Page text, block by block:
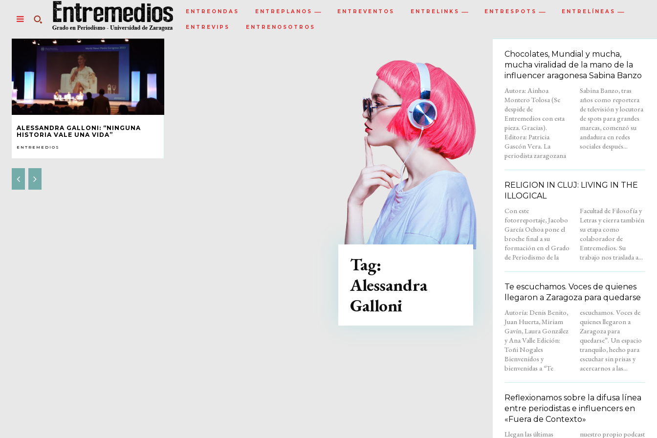
ENTREONDAS ENTREPLANOS ENTREVENTOS ENTRELINKS ENTRESPOTS ENTRELÍNEAS
ENTREVIPS ENTRENOSOTROS
ALESSANDRA GALLONI: “NINGUNA
HISTORIA VALE UNA VIDA”
ENTREMEDIOS
Tag:
Alessandra
Galloni
Chocolates, Mundial y mucha,
mucha viralidad de la mano de la
influencer aragonesa Sabina Banzo
Autora: Ainhoa
Montero Tolosa (Se
despide de
Entremedios con esta
pieza. Gracias).
Editora: Patricia
Gascón Vera. La
periodista zaragozana
Sabina Banzo, tras
años como reportera
de televisión y locutora
de spots para grandes
marcas, comenzó su
andadura en redes
sociales después...
RELIGION IN CLUJ: LIVING IN THE
ILLOGICAL
Con este
fotorreportaje, Jacobo
García Ochoa pone el
broche final a su
formación en el Grado
de Periodismo de la
Facultad de Filosofía y
Letras y cierra también
su etapa como
colaborador de
Entremedios. Su
trabajo nos traslada a...
Te escuchamos. Voces de quienes
llegaron a Zaragoza para quedarse
Autoría: Denis Benito,
Juan Huerta, Miriam
Gavín, Laura González
y Ana Valle Edición:
Toñi Nogales
Bienvenidos y
bienvenidas a “Te
escuchamos. Voces de
quienes llegaron a
Zaragoza para
quedarse”. Un espacio
tranquilo, hecho para
escuchar sin prisas y
acercarnos a las...
Reflexionamos sobre la difusa línea
entre periodistas e influencers en
«Fuera de Contexto»
Llegan las últimas
nuestro propio podcast